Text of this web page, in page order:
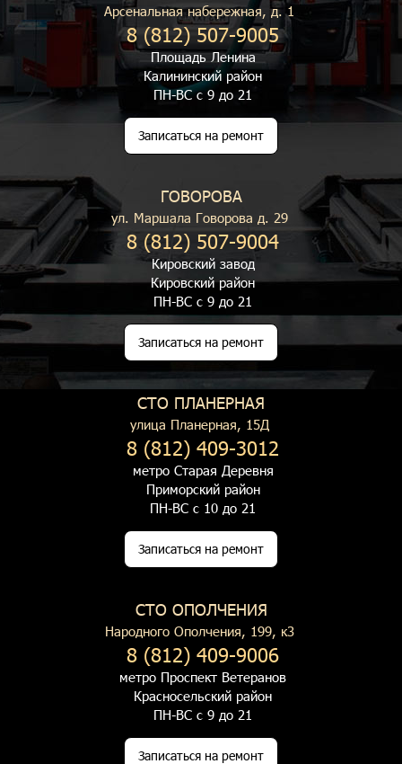
Арсенальная набережная, д. 1
8 (812) 507-9005
Площадь Ленина
Калининский район
ПН-ВС с 9 до 21
Записаться на ремонт
ГОВОРОВА
ул. Маршала Говорова д. 29
8 (812) 507-9004
Кировский завод
Кировский район
ПН-ВС с 9 до 21
Записаться на ремонт
СТО ПЛАНЕРНАЯ
улица Планерная, 15Д
8 (812) 409-3012
метро Старая Деревня
Приморский район
ПН-ВС с 10 до 21
Записаться на ремонт
СТО ОПОЛЧЕНИЯ
Народного Ополчения, 199, к3
8 (812) 409-9006
метро Проспект Ветеранов
Красносельский район
ПН-ВС с 9 до 21
Записаться на ремонт